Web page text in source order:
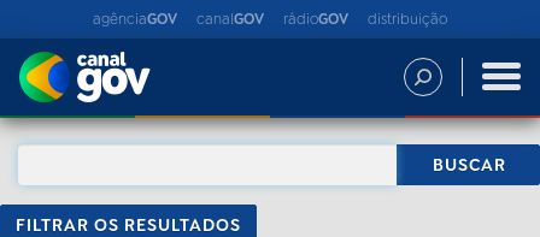
agênciaGOV canalGOV rádioGOV distribuição
FILTRAR OS RESULTADOS